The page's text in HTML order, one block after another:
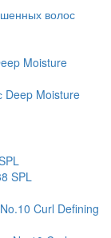
Moisture
Curl Defining